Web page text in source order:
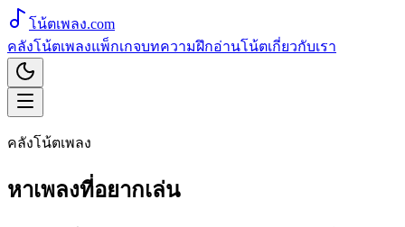
โน้ตเพลง.com
คลังโน้ตเพลงแพ็กเกจบทความฝึกอ่านโน้ตเกี่ยวกับเรา
คลังโน้ตเพลง
หาเพลงที่อยากเล่น